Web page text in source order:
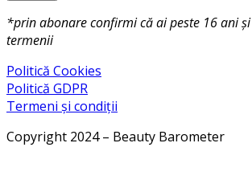
*prin abonare confirmi că ai peste 16 ani
termenii
Politică Cookies
Politică GDPR
Termeni și condiții
Copyright 2024 – Beauty Barometer